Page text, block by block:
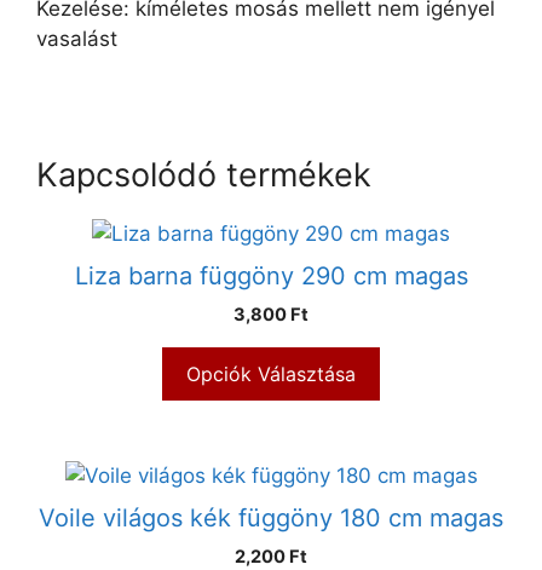
Kezelése: kíméletes mosás mellett nem igényel
vasalást
Kapcsolódó termékek
Liza barna függöny 290 cm magas
3,800 Ft
Opciók Választása
Voile világos kék függöny 180 cm magas
2,200 Ft